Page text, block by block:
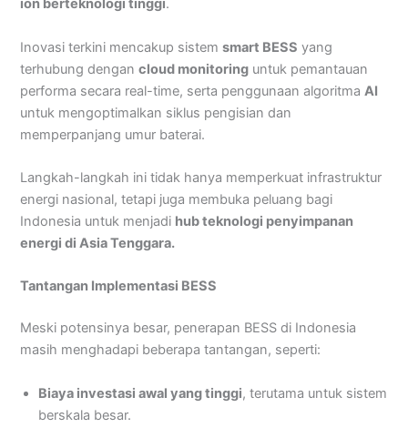
ion berteknologi tinggi.
Inovasi terkini mencakup sistemsmart BESS yang
terhubung dengancloud monitoring untuk pemantauan
performa secara real-time, serta penggunaan algoritmaAI
untuk mengoptimalkan siklus pengisian dan
memperpanjang umur baterai.
Langkah-langkah ini tidak hanya memperkuat infrastruktur
energi nasional, tetapi juga membuka peluang bagi
Indonesia untuk menjadi hub teknologi penyimpanan
energi di Asia Tenggara.
Tantangan Implementasi BESS
Meski potensinya besar, penerapan BESS di Indonesia
masih menghadapi beberapa tantangan, seperti:
Biaya investasi awal yang tinggi, terutama untuk sistem
berskala besar.